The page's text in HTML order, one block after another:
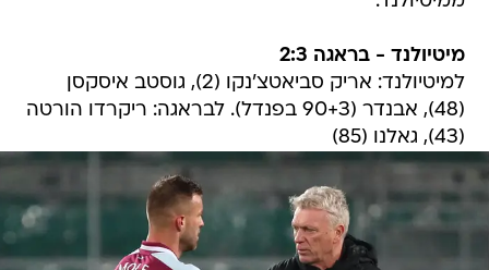
מיטיולנד - בראגה 2:3
למיטיולנד: אריק סביאטצ'נקו (2), גוסטב איסקסן
(48), אבנדר (90+3 בפנדל). לבראגה: ריקרדו הורטה
(43), גאלנו (85)